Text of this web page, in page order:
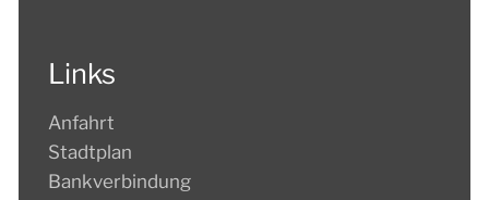
Links
Anfahrt
Stadtplan
Bankverbindung